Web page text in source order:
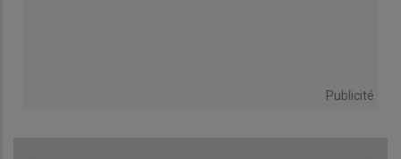
Publicité